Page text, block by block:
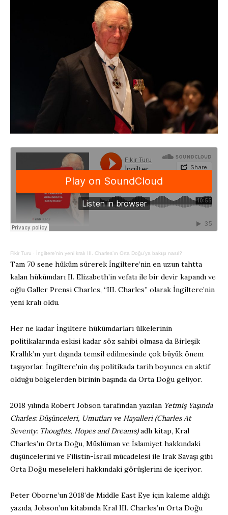
Fikir Turu · İngiltere’nin yeni kralı III. Charles’ın Orta Doğu’ya bakışı nasıl?
Tam 70 sene hüküm sürerek İngiltere’nin en uzun tahtta
kalan hükümdarı II. Elizabeth’in vefatı ile bir devir kapandı ve
oğlu Galler Prensi Charles, “III. Charles” olarak İngiltere’nin
yeni kralı oldu.
Her ne kadar İngiltere hükümdarları ülkelerinin
politikalarında eskisi kadar söz sahibi olmasa da Birleşik
Krallık’ın yurt dışında temsil edilmesinde çok büyük önem
taşıyorlar. İngiltere’nin dış politikada tarih boyunca en aktif
olduğu bölgelerden birinin başında da Orta Doğu geliyor.
2018 yılında Robert Jobson tarafından yazılan Yetmiş Yaşında
Charles: Düşünceleri, Umutları ve Hayalleri (Charles At
Seventy: Thoughts, Hopes and Dreams)adlı kitap, Kral
Charles’ın Orta Doğu, Müslüman ve İslamiyet hakkındaki
düşüncelerini ve Filistin-İsrail mücadelesi ile Irak Savaşı gibi
Orta Doğu meseleleri hakkındaki görüşlerini de içeriyor.
Peter Oborne’un 2018’de Middle East Eye için kaleme aldığı
yazıda, Jobson’un kitabında Kral III. Charles’ın Orta Doğu